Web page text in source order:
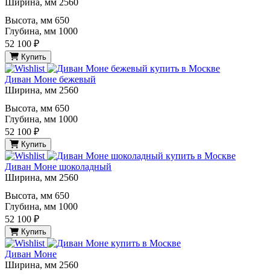
Ширина, мм 2560
Высота, мм 650
Глубина, мм 1000
52 100 ₽
Купить
Диван Моне бежевый
Ширина, мм 2560
Высота, мм 650
Глубина, мм 1000
52 100 ₽
Купить
Диван Моне шоколадный
Ширина, мм 2560
Высота, мм 650
Глубина, мм 1000
52 100 ₽
Купить
Диван Моне
Ширина, мм 2560